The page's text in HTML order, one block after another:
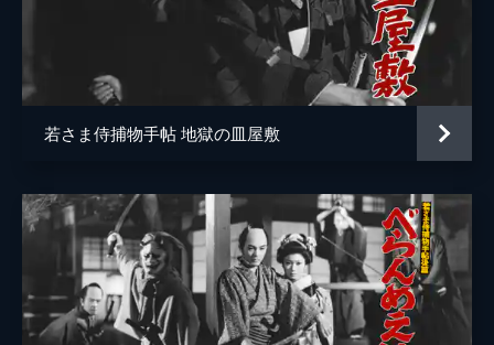
若さま侍捕物手帖 地獄の皿屋敷